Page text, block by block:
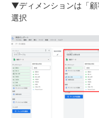
▼ディメンションは「
選択